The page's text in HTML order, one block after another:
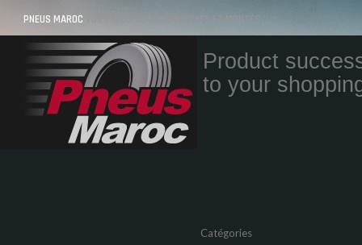
PNEUS MAROC VOS PNEUS AU MAROC LIVRÉS ET MONTÉS
Product
to your
Catégories